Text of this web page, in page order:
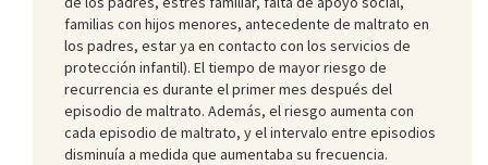
familias con hijos menores, antecedente de maltrato en
los padres, estar ya en contacto con los servicios de
protección infantil). El tiempo de mayor riesgo de
recurrencia es durante el primer mes después del
episodio de maltrato. Además, el riesgo aumenta con
cada episodio de maltrato, y el intervalo entre episodios
disminuía a medida que aumentaba su frecuencia.